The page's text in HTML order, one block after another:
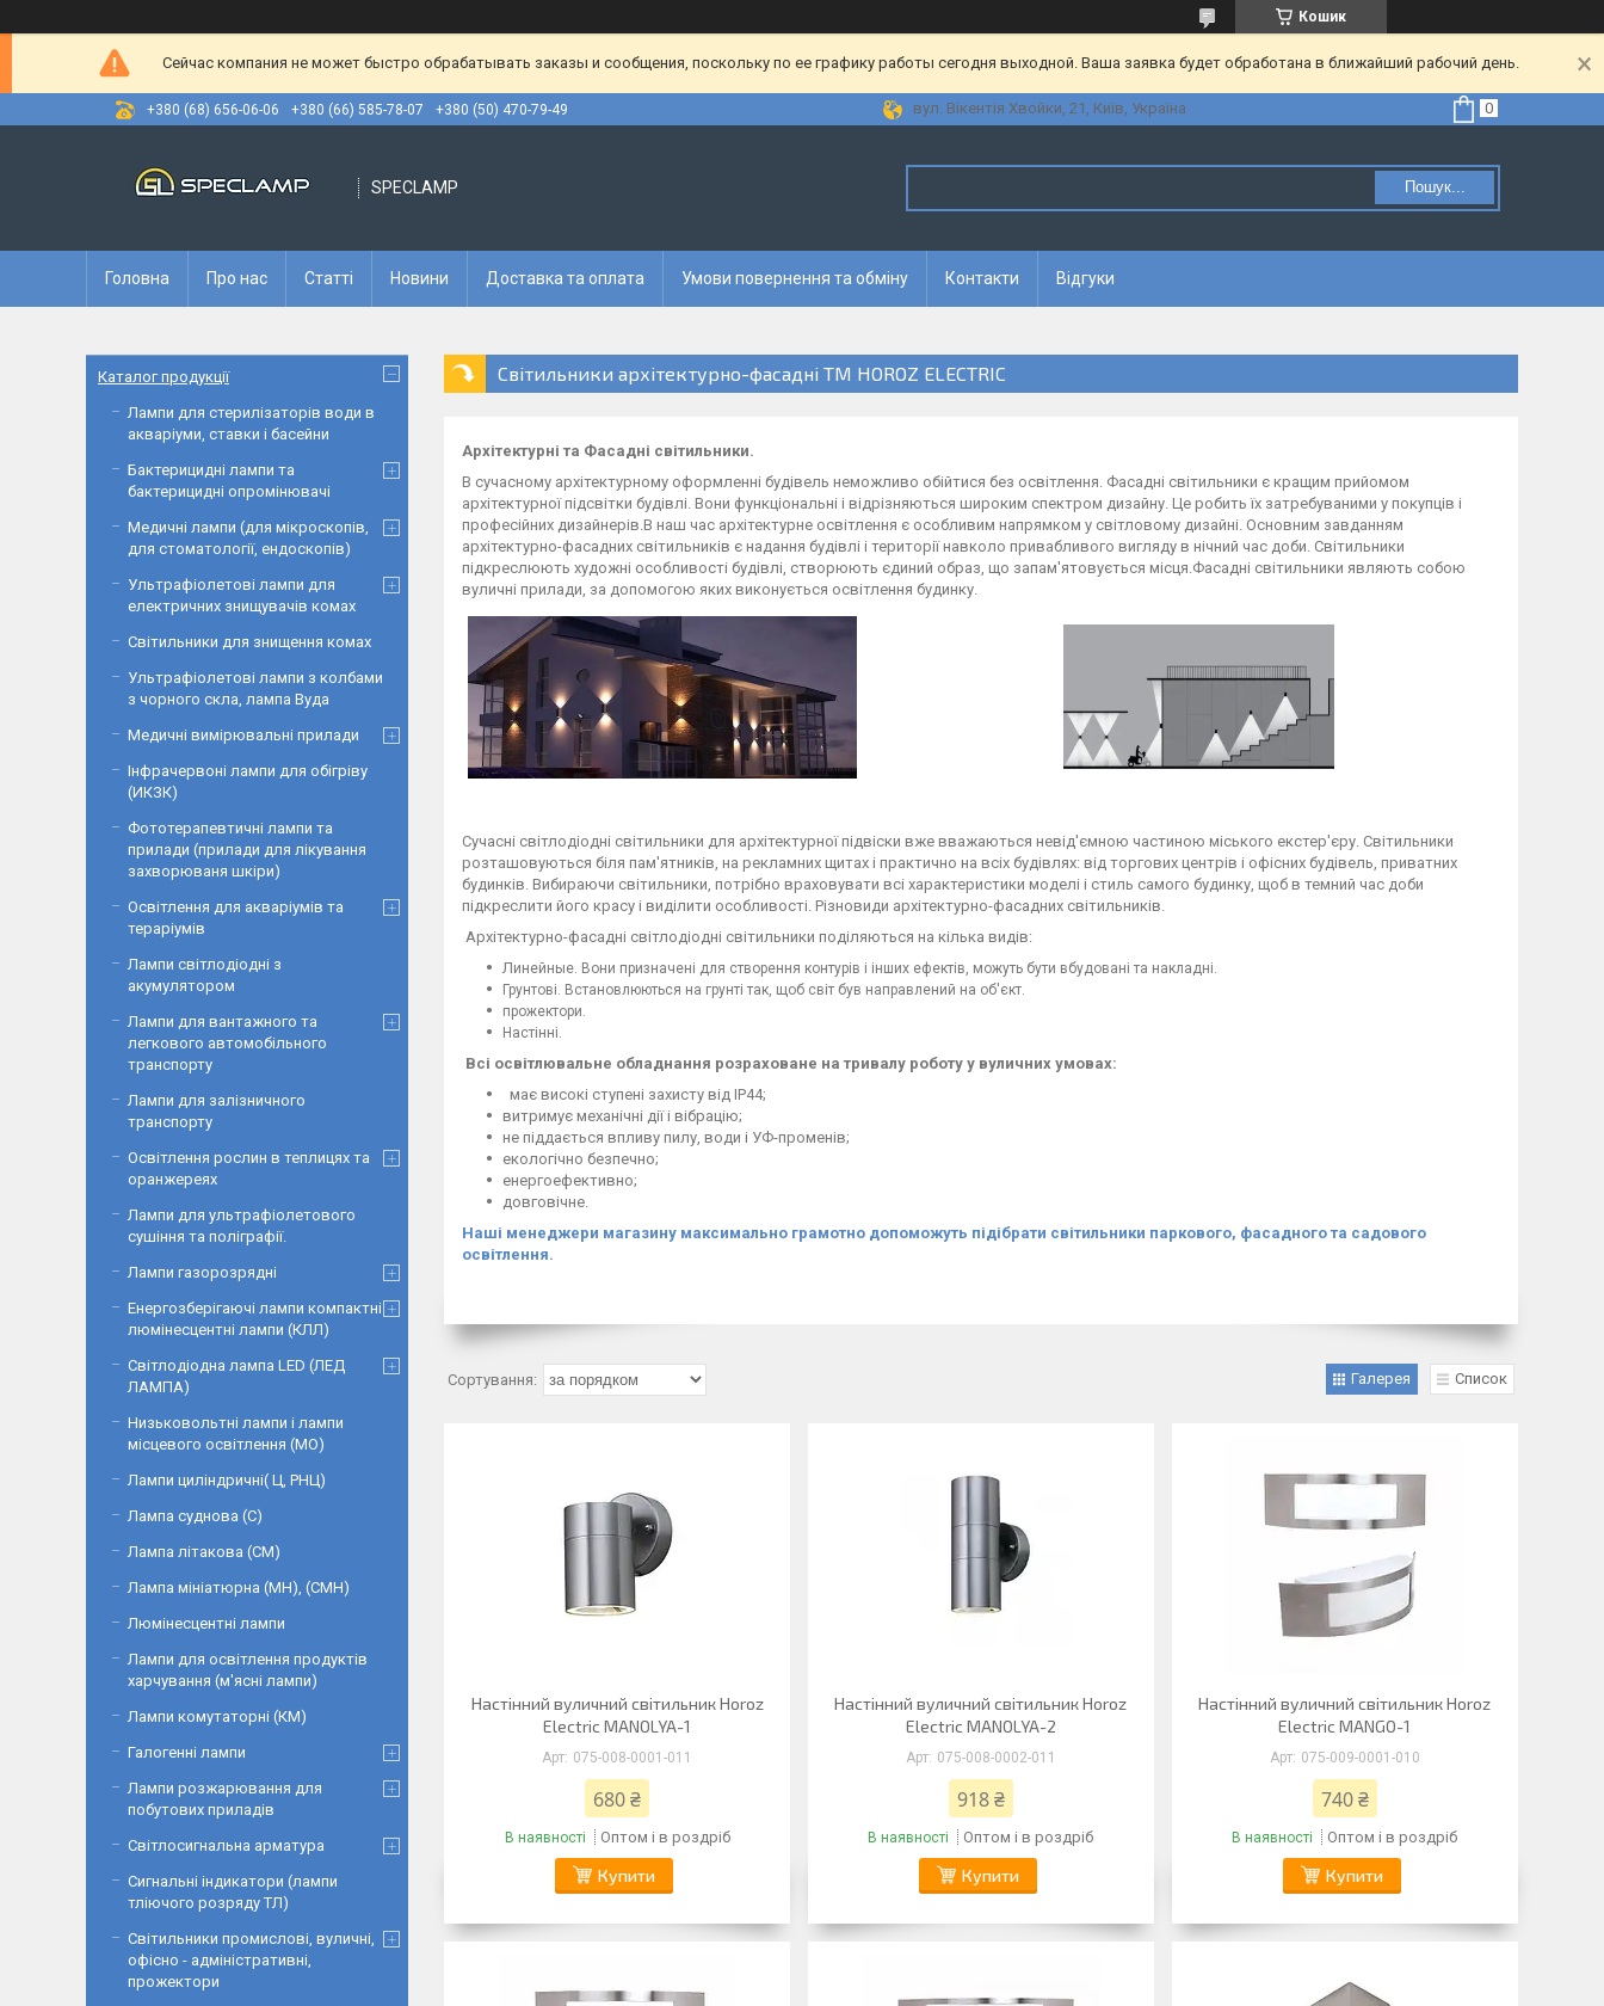
Кошик
Сейчас компания не может быстро обрабатывать заказы и сообщения, поскольку по ее графику работы сегодня выходной. Ваша заявка будет обработана в ближайший рабочий день.
+380 (68) 656-06-06 +380 (66) 585-78-07 +380 (50) 470-79-49 вул. Вікентія Хвойки, 21, Київ, Україна
SPECLAMP Пошук...
Головна Про нас Статті Новини Доставка та оплата Умови повернення та обміну Контакти Відгуки
Світильники архітектурно-фасадні ТМ HOROZ ELECTRIC
Архітектурні та Фасадні світильники.
В сучасному архітектурному оформленні будівель неможливо обійтися без освітлення. Фасадні світильники є кращим прийомом
архітектурної підсвітки будівлі. Вони функціональні і відрізняються широким спектром дизайну. Це робить їх затребуваними у покупців і
професійних дизайнерів.В наш час архітектурне освітлення є особливим напрямком у світловому дизайні. Основним завданням
архітектурно-фасадних світильників є надання будівлі і території навколо привабливого вигляду в нічний час доби. Світильники
підкреслюють художні особливості будівлі, створюють єдиний образ, що запам'ятовується місця.Фасадні світильники являють собою
вуличні прилади, за допомогою яких виконується освітлення будинку.
Сучасні світлодіодні світильники для архітектурної підвіски вже вважаються невід'ємною частиною міського екстер'єру. Світильники
розташовуються біля пам'ятників, на рекламних щитах і практично на всіх будівлях: від торгових центрів і офісних будівель, приватних
будинків. Вибираючи світильники, потрібно враховувати всі характеристики моделі і стиль самого будинку, щоб в темний час доби
підкреслити його красу і виділити особливості. Різновиди архітектурно-фасадних світильників.
Архітектурно-фасадні світлодіодні світильники поділяються на кілька видів:
Линейные. Вони призначені для створення контурів і інших ефектів, можуть бути вбудовані та накладні.
Грунтові. Встановлюються на грунті так, щоб світ був направлений на об'єкт.
прожектори.
Настінні.
Всі освітлювальне обладнання розраховане на тривалу роботу у вуличних умовах:
має високі ступені захисту від IP44;
витримує механічні дії і вібрацію;
не піддається впливу пилу, води і УФ-променів;
екологічно безпечно;
енергоефективно;
довговічне.
Наші менеджери магазину максимально грамотно допоможуть підібрати світильники паркового, фасадного та садового
освітлення.
Галерея Список
Настінний вуличний світильник Horoz
Electric MANOLYA-1
075-008-0001-011
680 ₴
В наявності Оптом і в роздріб
Купити
Настінний вуличний світильник Horoz
Electric MANOLYA-2
075-008-0002-011
918 ₴
В наявності Оптом і в роздріб
Купити
Настінний вуличний світильник Horoz
Electric MANGO-1
075-009-0001-010
740 ₴
В наявності Оптом і в роздріб
Купити
Каталог продукції
Лампи для стерилізаторів води в
акваріуми, ставки і басейни
Бактерицидні лампи та
бактерицидні опромінювачі
Медичні лампи (для мікроскопів,
для стоматології, ендоскопів)
Ультрафіолетові лампи для
електричних знищувачів комах
Світильники для знищення комах
Ультрафіолетові лампи з колбами
з чорного скла, лампа Вуда
Медичні вимірювальні прилади
Інфрачервоні лампи для обігріву
(ИКЗК)
Фототерапевтичні лампи та
прилади (прилади для лікування
захворюваня шкіри)
Освітлення для акваріумів та
тераріумів
Лампи світлодіодні з
акумулятором
Лампи для вантажного та
легкового автомобільного
транспорту
Лампи для залізничного
транспорту
Освітлення рослин в теплицях та
оранжереях
Лампи для ультрафіолетового
сушіння та поліграфії.
Лампи газорозрядні
Енергозберігаючі лампи компактні
люмінесцентні лампи (КЛЛ)
Світлодіодна лампа LED (ЛЕД
ЛАМПА)
Низьковольтні лампи і лампи
місцевого освітлення (МО)
Лампи циліндричні( Ц, РНЦ)
Лампа суднова (С)
Лампа літакова (СМ)
Лампа мініатюрна (МН), (СМН)
Люмінесцентні лампи
Лампи для освітлення продуктів
харчування (м'ясні лампи)
Лампи комутаторні (КМ)
Галогенні лампи
Лампи розжарювання для
побутових приладів
Світлосигнальна арматура
Сигнальні індикатори (лампи
тліючого розряду ТЛ)
Світильники промислові, вуличні,
офісно - адміністративні,
прожектори